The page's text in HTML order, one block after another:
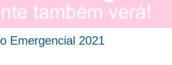
Emergencial 2021